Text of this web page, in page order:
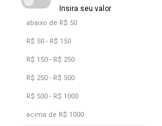
abaixo de R$ 50
R$ 50 - R$ 150
R$ 150 - R$ 250
R$ 250 - R$ 500
R$ 500 - R$ 1000
acima de R$ 1000